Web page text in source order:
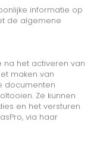
informatie op
de algemene
het activeren van
maken van
documenten
Ze kunnen
en het versturen
via haar